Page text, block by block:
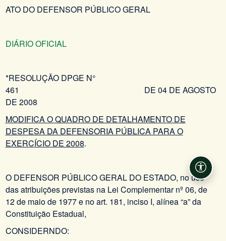
ATO DO DEFENSOR PÚBLICO GERAL
DIÁRIO OFICIAL
*RESOLUÇÃO DPGE N°
461 DE 04 DE AGOSTO
DE 2008
MODIFICA O QUADRO DE DETALHAMENTO DE
DESPESA DA DEFENSORIA PÚBLICA PARA O
EXERCÍCIO DE 2008.
O DEFENSOR PÚBLICO GERAL DO ESTADO, no uso
das atribuições previstas na Lei Complementar nº 06, de
12 de maio de 1977 e no art. 181, inciso I, alínea “a” da
Constituição Estadual,
CONSIDERNDO: